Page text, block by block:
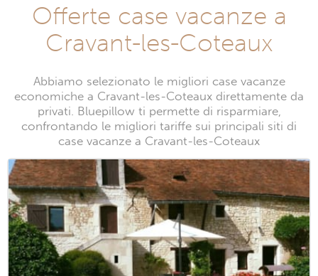
Offerte case vacanze a
Cravant-les-Coteaux
Abbiamo selezionato le migliori case vacanze
economiche a Cravant-les-Coteaux direttamente da
privati. Bluepillow ti permette di risparmiare,
confrontando le migliori tariffe sui principali siti di
case vacanze a Cravant-les-Coteaux